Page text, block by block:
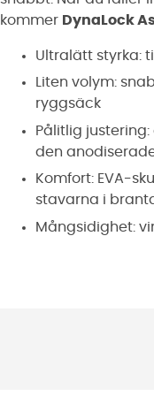
kommer DynaLock
Ultralätt styrka:
Liten volym:
ryggsäck
Pålitlig
den
Komfort: EVA-
stavarna i
Mångsidighet: